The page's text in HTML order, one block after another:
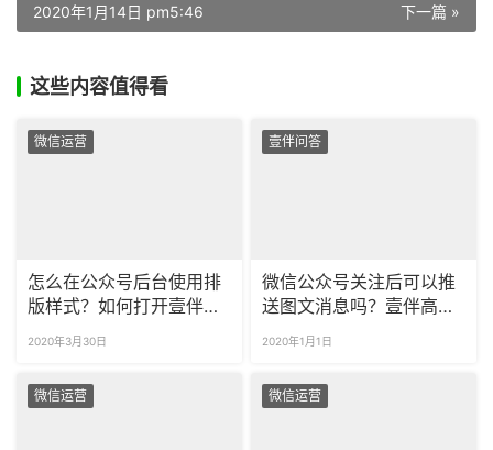
下一篇 »
2020年1月14日 pm5:46
这些内容值得看
微信运营
怎么在公众号后台使用排
版样式？如何打开壹伴的
2020年3月30日
壹伴问答
微信公众号关注后可以推
送图文消息吗？壹伴高级
2020年1月1日
微信运营 微信运营